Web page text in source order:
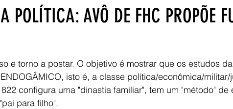
POLÍTICA: AVÔ DE FHC PROPÕE
e torno a postar. O objetivo é mostrar que os estudos
isto é, a classe política/econômica/
configura uma "dinastia familiar", tem um "método" de
para filho".